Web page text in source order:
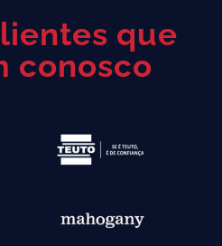
que
conosco